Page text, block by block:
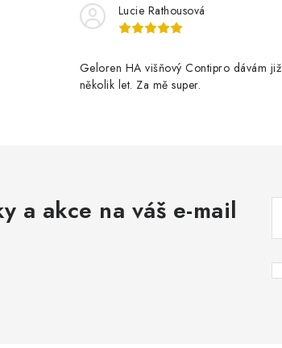
Lucie Rathousová
Geloren HA višňový Contipro dávám již
několik let. Za mě super.
a akce na váš e-mail